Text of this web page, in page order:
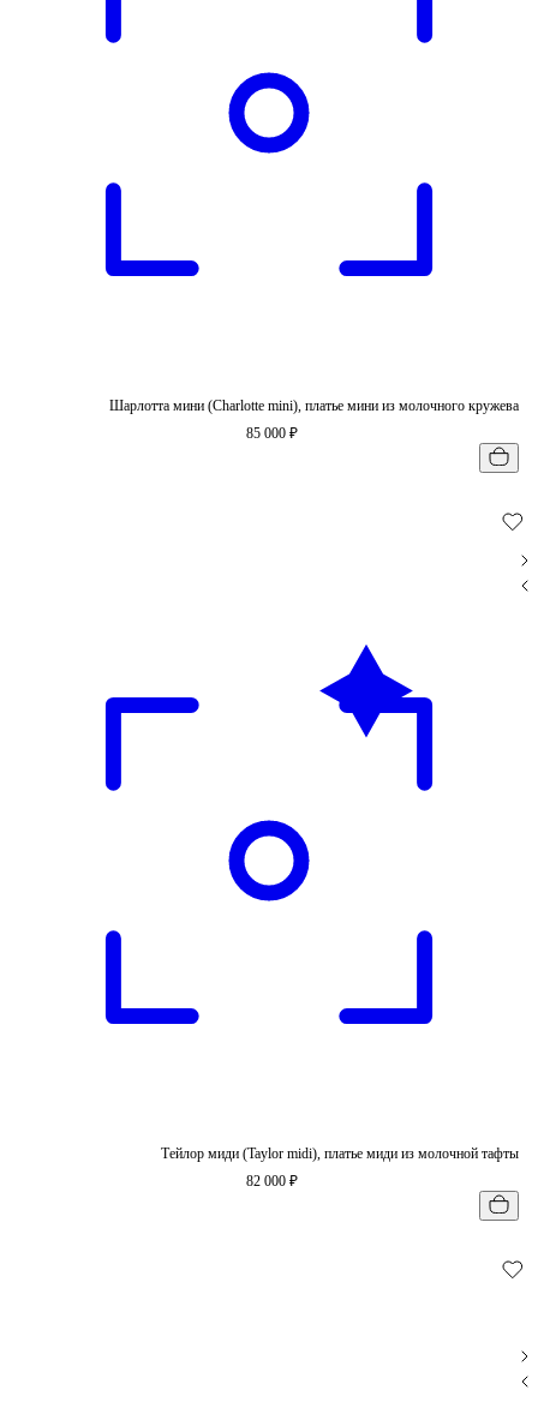
Шарлотта мини (Charlotte mini), платье мини из молочного кружева
85 000 ₽
Тейлор миди (Taylor midi), платье миди из молочной тафты
82 000 ₽